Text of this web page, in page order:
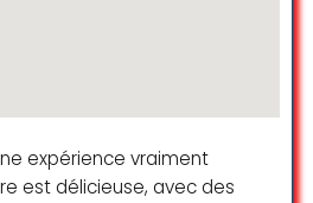
ouvert tard en soirée
A great spot for real
Highly
expérience vraiment
est délicieuse, avec des